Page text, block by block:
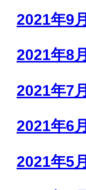
2021年9月
2021年8月
2021年7月
2021年6月
2021年5月